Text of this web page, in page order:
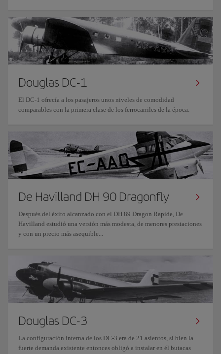
Douglas DC-1
El DC-1 ofrecía a los pasajeros unos niveles de comodidad
comparables con la primera clase de los ferrocarriles de la época.
De Havilland DH 90 Dragonfly
Después del éxito alcanzado con el DH 89 Dragon Rapide, De
Havilland estudió una versión más modesta, de menores prestaciones
y con un precio más asequible...
Douglas DC-3
La configuración interna de los DC-3 era de 21 asientos, si bien la
fuerte demanda existente entonces obligó a instalar en él butacas